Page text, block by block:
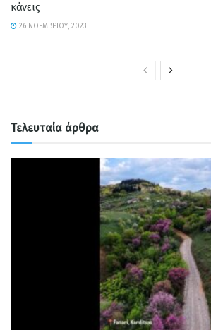
κάνεις
26 ΝΟΕΜΒΡΊΟΥ, 2023
Τελευταία άρθρα